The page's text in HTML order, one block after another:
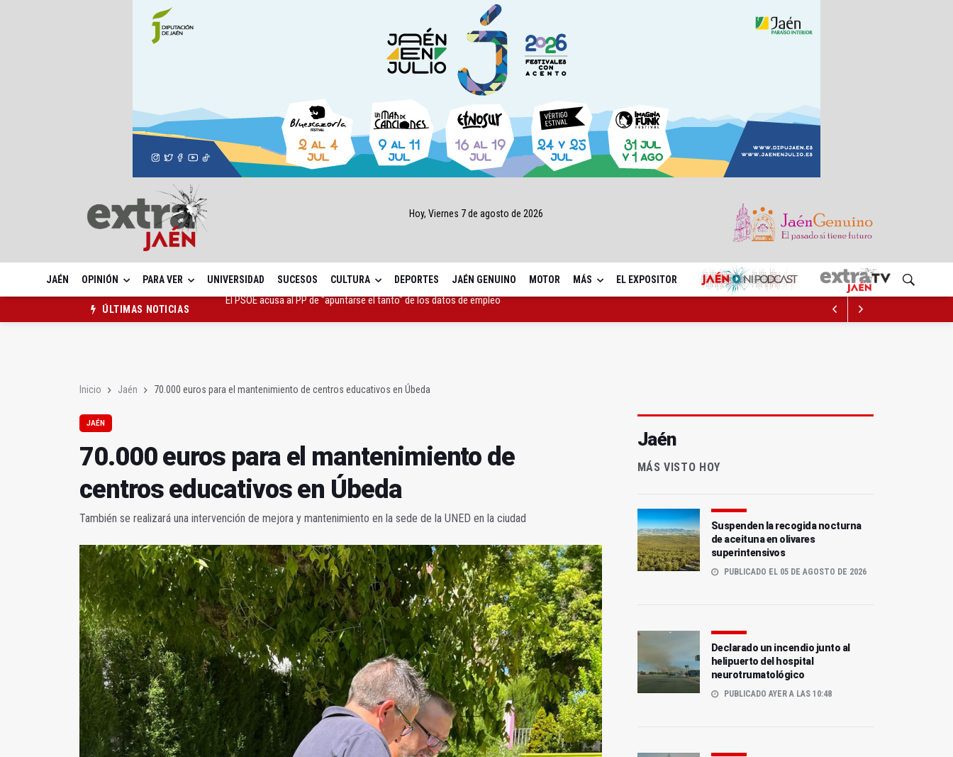
Hoy, Viernes 7 de agosto de 2026
JAÉN OPINIÓN PARA VER UNIVERSIDAD SUCESOS CULTURA DEPORTES JAÉN GENUINO MOTOR MÁS EL EXPOSITOR
ÚLTIMAS NOTICIAS
El Centro Andaluz de las Letras trae a Jaén al filósofo Omar Linares
Inicio Jaén 70.000 euros para el mantenimiento de centros educativos en Úbeda
JAÉN
70.000 euros para el mantenimiento de
centros educativos en Úbeda
También se realizará una intervención de mejora y mantenimiento en la sede de la UNED en la ciudad
Jaén
MÁS VISTO HOY
Suspenden la recogida nocturna
de aceituna en olivares
superintensivos
PUBLICADO EL 05 DE AGOSTO DE 2026
Declarado un incendio junto al
helipuerto del hospital
neurotrumatológico
PUBLICADO AYER A LAS 10:48